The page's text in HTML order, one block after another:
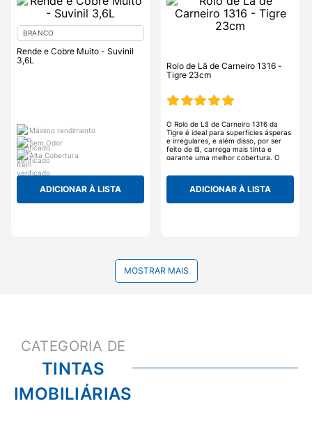
BRANCO
Rende e Cobre Muito - Suvinil
3,6L
Máximo rendimento
Sem Odor
Alta Cobertura
ADICIONAR À LISTA
Rolo de Lã de Carneiro 1316 -
Tigre 23cm
O Rolo de Lã de Carneiro 1316 da
Tigre é ideal para superfícies ásperas
e irregulares, e além disso, por ser
feito de lã, carrega mais tinta e
garante uma melhor cobertura. O
de uma área maior em menos tempo,
sem muita sujeira e com maior
rendimento. Necessário o uso do
ADICIONAR À LISTA
MOSTRAR MAIS
TINTAS
IMOBILIÁRIAS